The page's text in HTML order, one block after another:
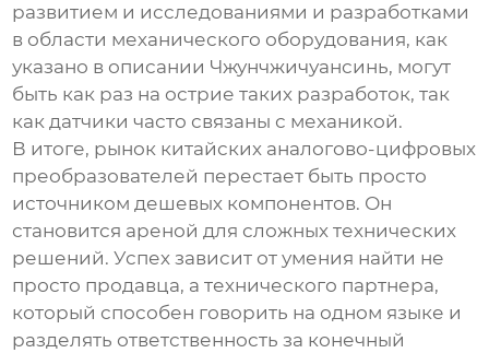
развитием и исследованиями и разработками
в области механического оборудования, как
указано в описании Чжунчжичуансинь, могут
быть как раз на острие таких разработок, так
как датчики часто связаны с механикой.
В итоге, рынок китайских аналогово-цифровых
преобразователей перестает быть просто
источником дешевых компонентов. Он
становится ареной для сложных технических
решений. Успех зависит от умения найти не
просто продавца, а технического партнера,
который способен говорить на одном языке и
разделять ответственность за конечный